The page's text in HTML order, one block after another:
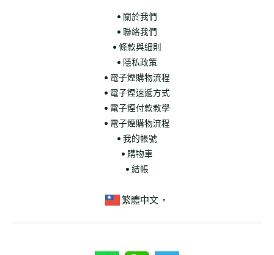
• 關於我們
• 聯絡我們
• 條款與細則
• 隱私政策
• 電子煙購物流程
• 電子煙速遞方式
• 電子煙付款教學
• 電子煙購物流程
• 我的帳號
• 購物車
• 結帳
繁體中文 ▼